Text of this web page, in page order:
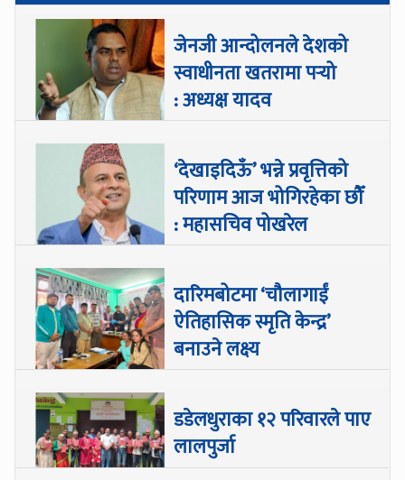
जेनजी आन्दोलनले देशको
स्वाधीनता खतरामा पर्‍यो
: अध्यक्ष यादव
‘देखाइदिऊँ’ भन्ने प्रवृत्तिको
परिणाम आज भोगिरहेका छौँ
: महासचिव पोखरेल
दारिमबोटमा ‘चौलागाईं
ऐतिहासिक स्मृति केन्द्र’
बनाउने लक्ष्य
डडेलधुराका १२ परिवारले पाए
लालपुर्जा